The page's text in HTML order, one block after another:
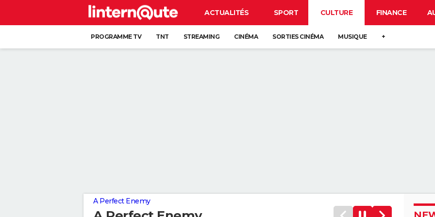
ACTUALITÉS SPORT CULTURE FINANCE
PROGRAMME TV TNT STREAMING CINÉMA SORTIES CINÉMA MUSIQUE +
A Perfect Enemy